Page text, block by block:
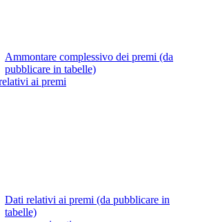
Ammontare complessivo dei premi (da
pubblicare in tabelle)
ai premi
Dati relativi ai premi (da pubblicare in
tabelle)